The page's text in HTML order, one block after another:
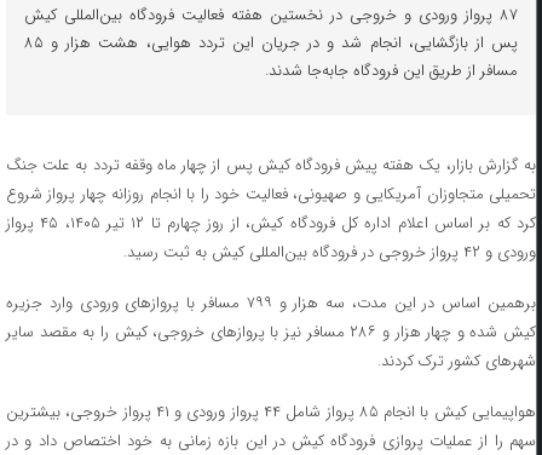
۸۷ پرواز ورودی و خروجی در نخستین هفته فعالیت فرودگاه بین‌المللی کیش
پس از بازگشایی، انجام شد و در جریان این تردد هوایی، هشت هزار و ۸۵
مسافر از طریق این فرودگاه جابه‌جا شدند.
به گزارش بازار، یک هفته پیش فرودگاه کیش پس از چهار ماه وقفه تردد به علت جنگ
تحمیلی متجاوزان آمریکایی و صهیونی، فعالیت خود را با انجام روزانه چهار پرواز شروع
کرد که بر اساس اعلام اداره کل فرودگاه کیش، از روز چهارم تا ۱۲ تیر ۱۴۰۵، ۴۵ پرواز
ورودی و ۴۲ پرواز خروجی در فرودگاه بین‌المللی کیش به ثبت رسید.
برهمین اساس در این مدت، سه هزار و ۷۹۹ مسافر با پروازهای ورودی وارد جزیره
کیش شده و چهار هزار و ۲۸۶ مسافر نیز با پروازهای خروجی، کیش را به مقصد سایر
شهرهای کشور ترک کردند.
هواپیمایی کیش با انجام ۸۵ پرواز شامل ۴۴ پرواز ورودی و ۴۱ پرواز خروجی، بیشترین
سهم را از عملیات پروازی فرودگاه کیش در این بازه زمانی به خود اختصاص داد و در